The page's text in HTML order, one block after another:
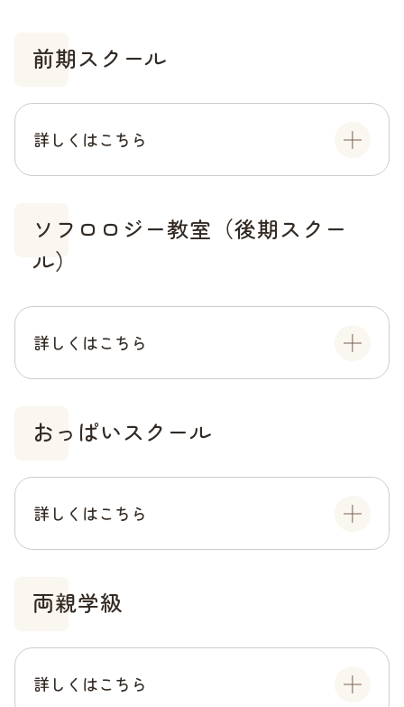
前期スクール
詳しくはこちら
ソフロロジー教室（後期スクー
ル）
詳しくはこちら
おっぱいスクール
詳しくはこちら
両親学級
詳しくはこちら